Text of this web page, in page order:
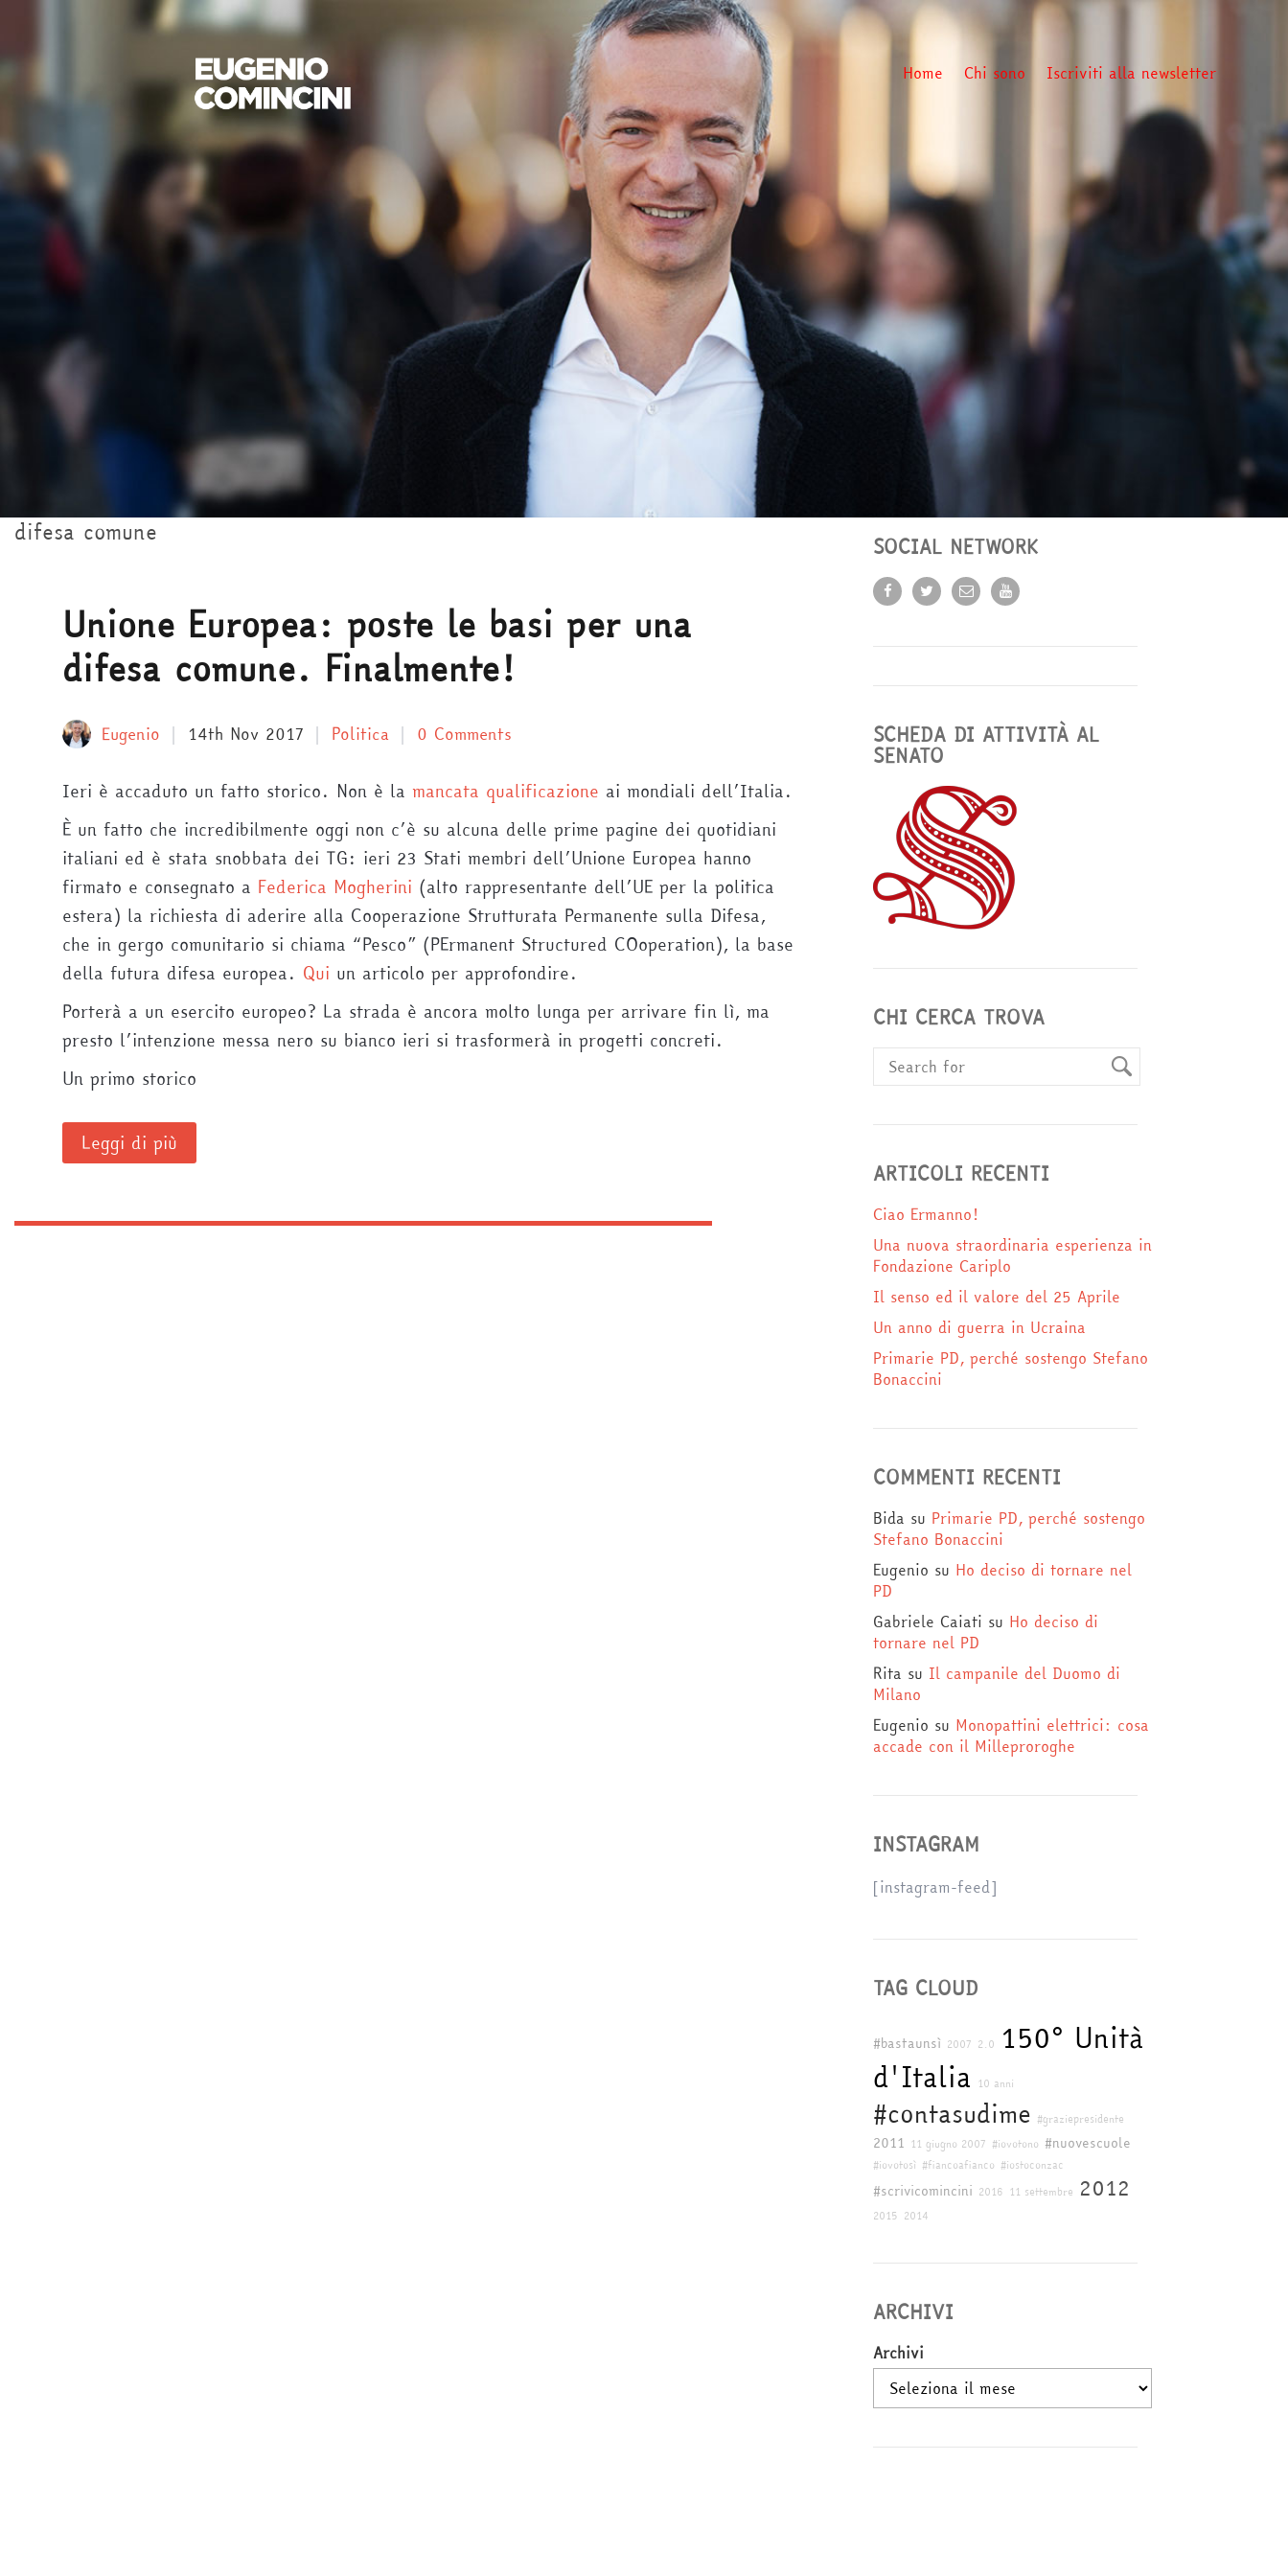
Home Chi sono Iscriviti alla newsletter
difesa comune
Unione Europea: poste le basi per una
difesa comune. Finalmente!
Eugenio 14th Nov 2017 Politica 0 Comments
Ieri è accaduto un fatto storico. Non è la mancata qualificazione ai mondiali dell’Italia.
È un fatto che incredibilmente oggi non c’è su alcuna delle prime pagine dei quotidiani
italiani ed è stata snobbata dei TG: ieri 23 Stati membri dell’Unione Europea hanno
firmato e consegnato a Federica Mogherini (alto rappresentante dell’UE per la politica
estera) la richiesta di aderire alla Cooperazione Strutturata Permanente sulla Difesa,
che in gergo comunitario si chiama “Pesco” (PErmanent Structured COoperation), la base
della futura difesa europea. Qui un articolo per approfondire.
Porterà a un esercito europeo? La strada è ancora molto lunga per arrivare fin lì, ma
presto l’intenzione messa nero su bianco ieri si trasformerà in progetti concreti.
Un primo storico
Leggi di più
SOCIAL NETWORK
SCHEDA DI ATTIVITÀ AL
SENATO
CHI CERCA TROVA
ARTICOLI RECENTI
Ciao Ermanno!
Una nuova straordinaria esperienza in
Fondazione Cariplo
Il senso ed il valore del 25 Aprile
Un anno di guerra in Ucraina
Primarie PD, perché sostengo Stefano
Bonaccini
COMMENTI RECENTI
Bida su Primarie PD, perché sostengo
Stefano Bonaccini
Eugenio su Ho deciso di tornare nel
PD
Gabriele Caiati su Ho deciso di
tornare nel PD
Rita su Il campanile del Duomo di
Milano
Eugenio su Monopattini elettrici: cosa
accade con il Milleproroghe
INSTAGRAM
[instagram-feed]
TAG CLOUD
#bastaunsì 2007 2.0
150° Unità
d'Italia
10 anni
#contasudime #graziepresidente
2011 11 giugno 2007 #iovotono #nuovescuole
#iovotosì #fiancoafianco #iostoconzac
#scrivicomincini 2016 11 settembre 2012
2015 2014
ARCHIVI
Archivi